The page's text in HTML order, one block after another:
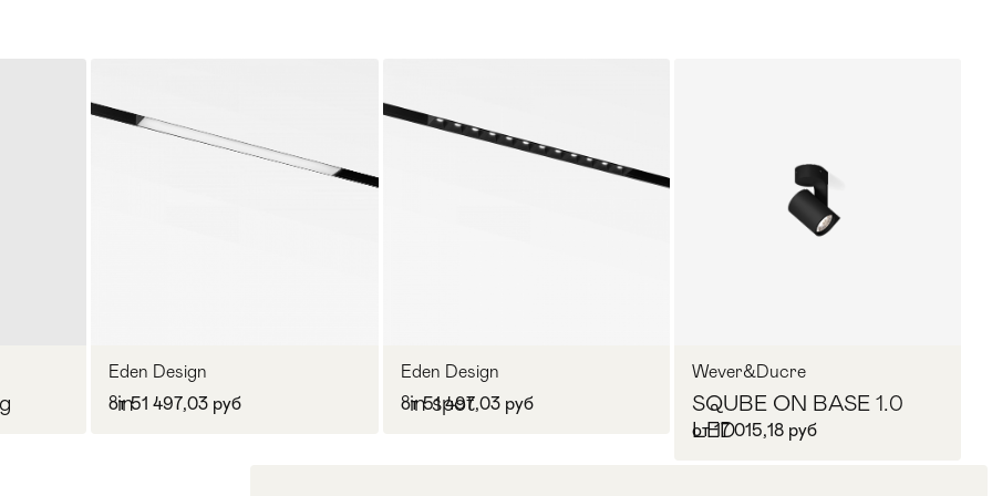
Eden Design
°in
от 51 497,03 руб
Eden Design
°in spot
от 51 497,03 руб
Wever&Ducre
SQUBE ON BASE 1.0
LED
от 17 015,18 руб